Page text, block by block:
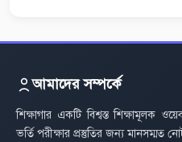
আমাদের সম্পর্কে
শিক্ষাগার একটি বিশ্বস্ত শিক্ষামূলক
ভর্তি পরীক্ষার প্রস্তুতির জন্য মানসম্মত